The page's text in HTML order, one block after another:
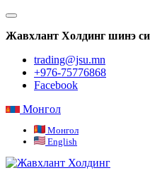
Жавхлант Холдинг шинэ
trading@jsu.mn
+976-75776868
Facebook
Монгол
Монгол
English